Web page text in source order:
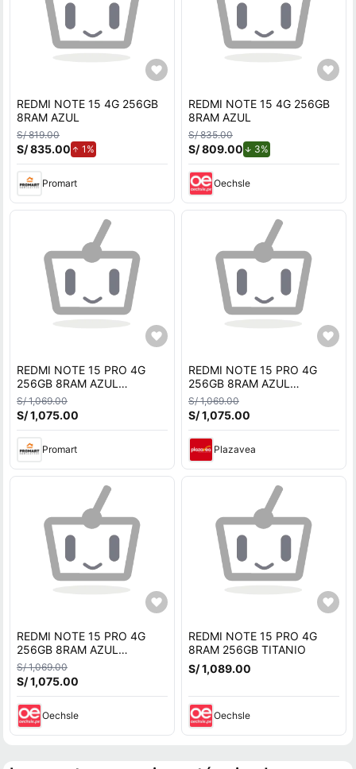
REDMI NOTE 15 4G 256GB
8RAM AZUL
S/ 819.00
S/ 835.00 1%
Promart
REDMI NOTE 15 4G 256GB
8RAM AZUL
S/ 835.00
S/ 809.00 3%de descuento.
Oechsle
REDMI NOTE 15 PRO 4G
256GB 8RAM AZUL
S/ 1,069.00
S/ 1,075.00
Promart
REDMI NOTE 15 PRO 4G
256GB 8RAM AZUL
GLACIAR REGISTRADO
S/ 1,069.00
S/ 1,075.00
Plazavea
REDMI NOTE 15 PRO 4G
256GB 8RAM AZUL
S/ 1,069.00
S/ 1,075.00
Oechsle
REDMI NOTE 15 PRO 4G
8RAM 256GB TITANIO
S/ 1,089.00
Oechsle